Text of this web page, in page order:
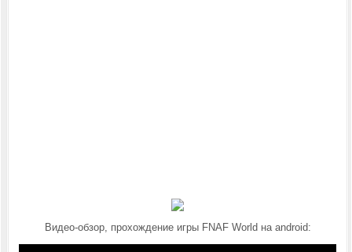
Видео-обзор, прохождение игры FNAF World на android: